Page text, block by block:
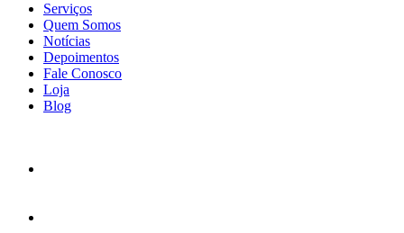
Serviços
Quem Somos
Notícias
Depoimentos
Fale Conosco
Loja
Blog